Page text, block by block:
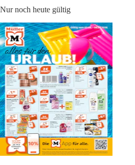
Nur noch heute gültig